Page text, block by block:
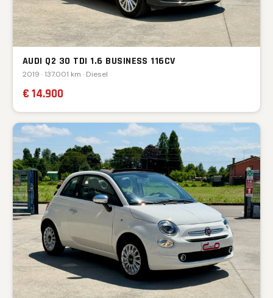
AUDI Q2 30 TDI 1.6 BUSINESS 116CV
2019 · 137.001 km · Diesel
€ 14.900